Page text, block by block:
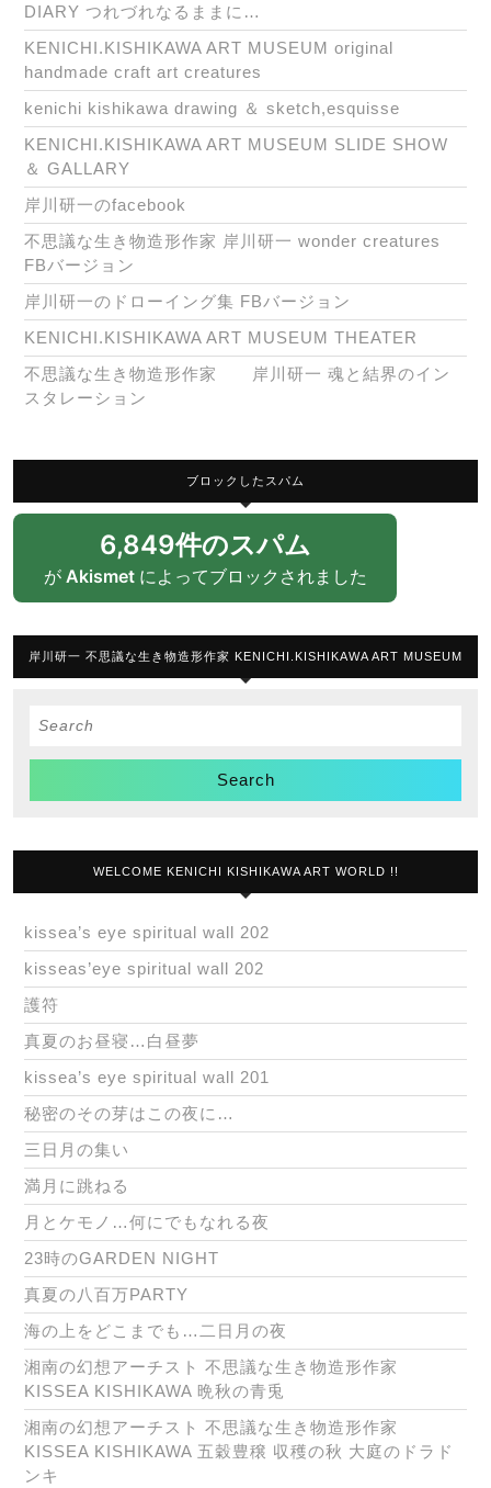
DIARY つれづれなるままに…
KENICHI.KISHIKAWA ART MUSEUM original
handmade craft art creatures
kenichi kishikawa drawing ＆ sketch,esquisse
KENICHI.KISHIKAWA ART MUSEUM SLIDE SHOW
＆ GALLARY
岸川研一のfacebook
不思議な生き物造形作家 岸川研一 wonder creatures
FBバージョン
岸川研一のドローイング集 FBバージョン
KENICHI.KISHIKAWA ART MUSEUM THEATER
不思議な生き物造形作家 岸川研一 魂と結界のイン
スタレーション
ブロックしたスパム
6,849件のスパム
が Akismetによってブロックされました
岸川研一 不思議な生き物造形作家 KENICHI.KISHIKAWA ART MUSEUM
Search
WELCOME KENICHI KISHIKAWA ART WORLD !!
kissea’s eye spiritual wall 202
kisseas’eye spiritual wall 202
護符
真夏のお昼寝…白昼夢
kissea’s eye spiritual wall 201
秘密のその芽はこの夜に…
三日月の集い
満月に跳ねる
月とケモノ…何にでもなれる夜
23時のGARDEN NIGHT
真夏の八百万PARTY
海の上をどこまでも…二日月の夜
湘南の幻想アーチスト 不思議な生き物造形作家
KISSEA KISHIKAWA 晩秋の青兎
湘南の幻想アーチスト 不思議な生き物造形作家
KISSEA KISHIKAWA 五穀豊穣 収穫の秋 大庭のドラド
ンキ